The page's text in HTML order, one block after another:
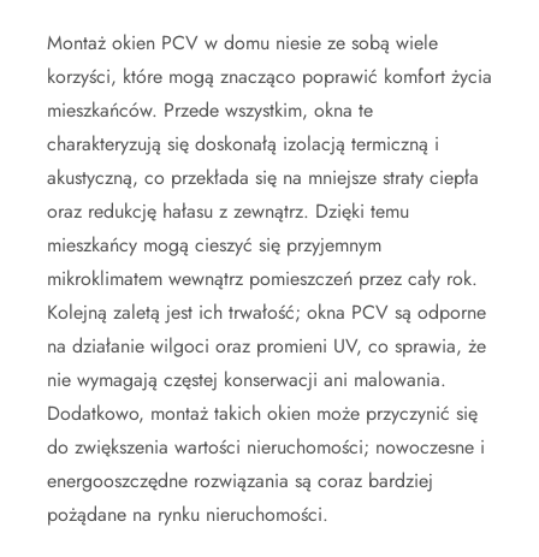
Montaż okien PCV w domu niesie ze sobą wiele
korzyści, które mogą znacząco poprawić komfort życia
mieszkańców. Przede wszystkim, okna te
charakteryzują się doskonałą izolacją termiczną i
akustyczną, co przekłada się na mniejsze straty ciepła
oraz redukcję hałasu z zewnątrz. Dzięki temu
mieszkańcy mogą cieszyć się przyjemnym
mikroklimatem wewnątrz pomieszczeń przez cały rok.
Kolejną zaletą jest ich trwałość; okna PCV są odporne
na działanie wilgoci oraz promieni UV, co sprawia, że
nie wymagają częstej konserwacji ani malowania.
Dodatkowo, montaż takich okien może przyczynić się
do zwiększenia wartości nieruchomości; nowoczesne i
energooszczędne rozwiązania są coraz bardziej
pożądane na rynku nieruchomości.